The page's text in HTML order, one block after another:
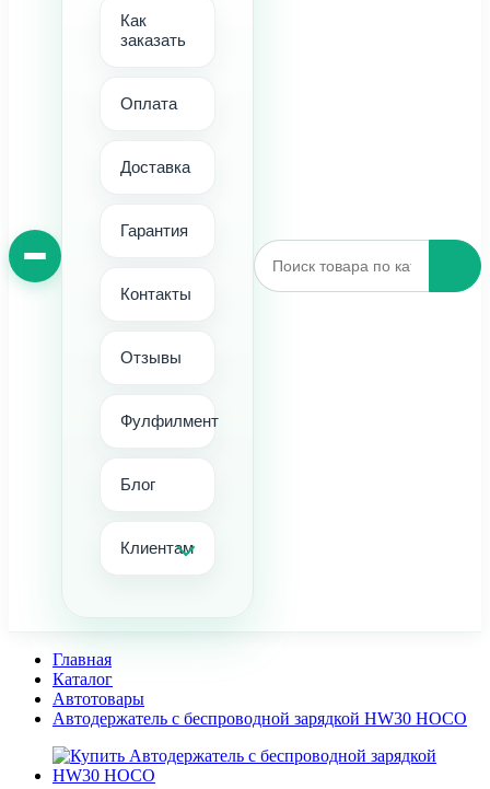
Как
заказать
Оплата
Доставка
Гарантия
Контакты
Отзывы
Фулфилмент
Блог
Клиентам
Главная
Каталог
Автотовары
Автодержатель с беспроводной зарядкой HW30 HOCO